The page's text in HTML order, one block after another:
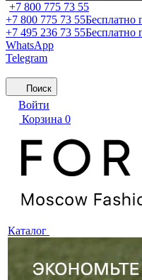
+7 800 775 73 55
+7 800 775 73 55Бесплатно
+7 495 236 73 55Бесплатно
WhatsApp
Telegram
Поиск
Войти
Корзина 0
Каталог